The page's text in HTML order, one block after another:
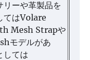
リーや革製品を
てはVolare
Mesh Strapや
モデルがあ
しては